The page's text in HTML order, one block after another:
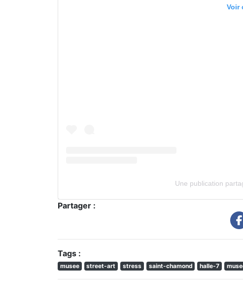
Voir
Une publication
Partager :
Tags :
musee street-art stress saint-chamond halle-7